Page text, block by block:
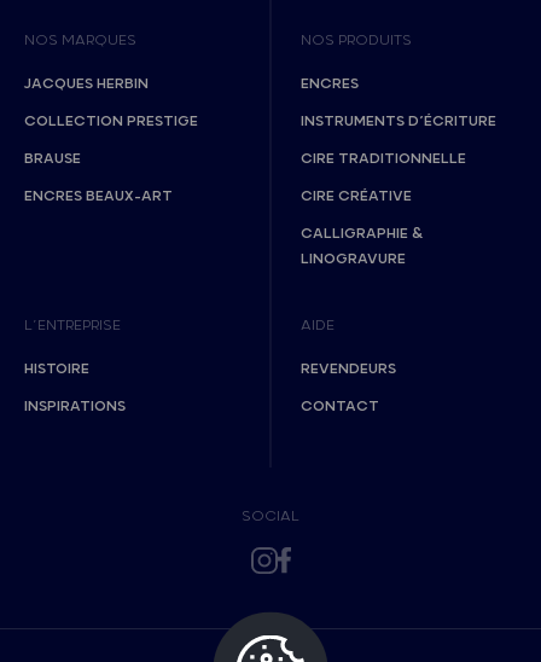
NOS MARQUES
JACQUES HERBIN
COLLECTION PRESTIGE
BRAUSE
ENCRES BEAUX-ART
NOS PRODUITS
ENCRES
INSTRUMENTS D’ÉCRITURE
CIRE TRADITIONNELLE
CIRE CRÉATIVE
CALLIGRAPHIE &
LINOGRAVURE
L’ENTREPRISE
HISTOIRE
INSPIRATIONS
AIDE
REVENDEURS
CONTACT
SOCIAL